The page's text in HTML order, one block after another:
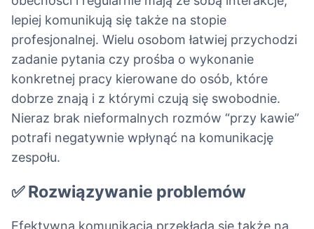
lepiej komunikują się także na stopie
profesjonalnej. Wielu osobom łatwiej przychodzi
zadanie pytania czy prośba o wykonanie
konkretnej pracy kierowane do osób, które
dobrze znają i z którymi czują się swobodnie.
Nieraz brak nieformalnych rozmów “przy kawie”
potrafi negatywnie wpłynąć na komunikację
zespołu.
✅ Rozwiązywanie problemów
Efektywna komunikacja przekłada się także na